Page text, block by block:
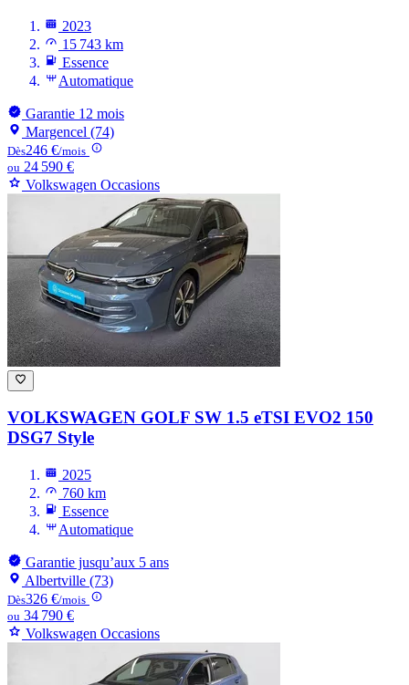
2023
15 743 km
Essence
Automatique
Garantie 12 mois
Margencel (74)
Dès246 €/mois
ou 24 590 €
Volkswagen Occasions
VOLKSWAGEN GOLF SW 1.5 eTSI EVO2 150
DSG7 Style
2025
760 km
Essence
Automatique
Garantie jusqu’aux 5 ans
Albertville (73)
Dès326 €/mois
ou 34 790 €
Volkswagen Occasions